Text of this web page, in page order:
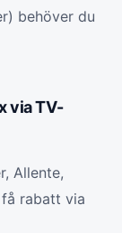
behöver du
via TV-
Allente,
rabatt via